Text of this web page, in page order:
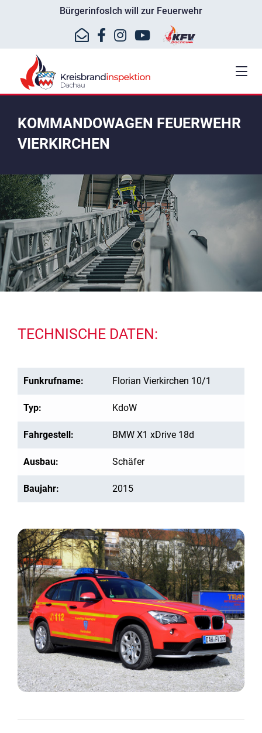
BürgerinfosIch will zur Feuerwehr
KOMMANDOWAGEN FEUERWEHR
VIERKIRCHEN
TECHNISCHE DATEN:
Funkrufname: Florian Vierkirchen 10/1
Typ: KdoW
Fahrgestell: BMW X1 xDrive 18d
Ausbau: Schäfer
Baujahr: 2015